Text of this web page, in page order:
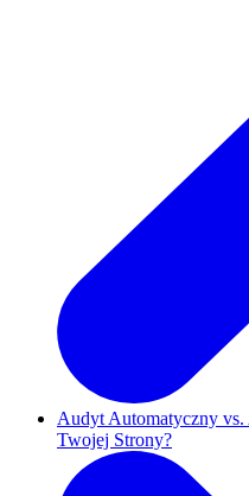
Audyt Automatyczny
Twojej Strony?